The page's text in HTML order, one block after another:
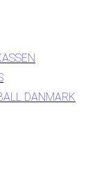
DANMARK